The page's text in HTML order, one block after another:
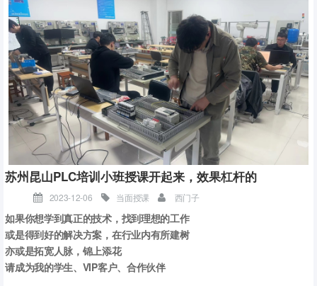
果，小班授课，控制学习人数，每年只培养2-30名优秀学员。
技术和教学能力非常自信，请您绝对放心，
有任何需要咨询的请立即关注我私聊啊
苏州昆山PLC培训小班授课开起来，效果杠杆的
2023-12-06 当面授课 西门子
如果你想学到真正的技术，找到理想的工作
或是得到好的解决方案，在行业内有所建树
亦或是拓宽人脉，锦上添花
请成为我的学生、VIP客户、合作伙伴